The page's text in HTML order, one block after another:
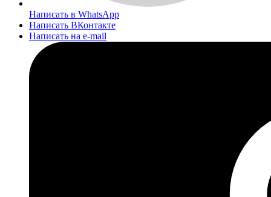
Написать в WhatsApp
Написать ВКонтакте
Написать на e-mail